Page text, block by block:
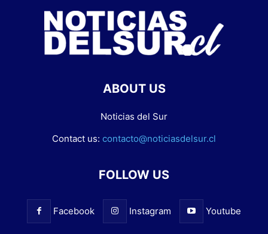
ABOUT US
Noticias del Sur
Contact us: contacto@noticiasdelsur.cl
FOLLOW US
Facebook Instagram Youtube